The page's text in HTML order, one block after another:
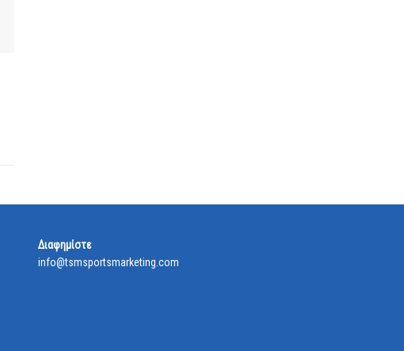
Διαφημίστε
info@tsmsportsmarketing.com